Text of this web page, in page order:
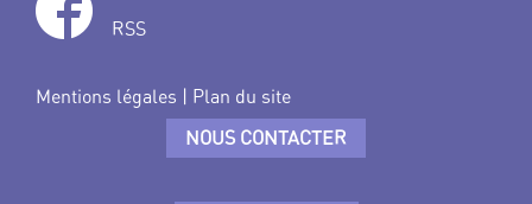
RSS
Mentions légales | Plan du site
NOUS CONTACTER